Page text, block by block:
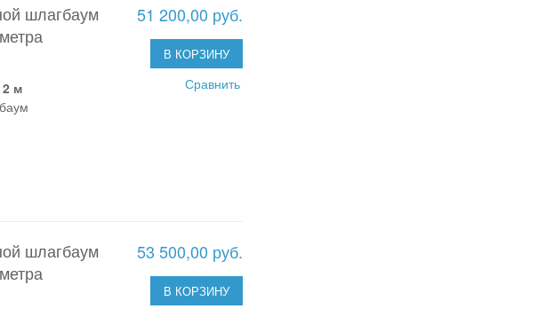
шлагбаум
51 200,00 руб.
В КОРЗИНУ
Сравнить
2 м
шлагбаум
53 500,00 руб.
В КОРЗИНУ